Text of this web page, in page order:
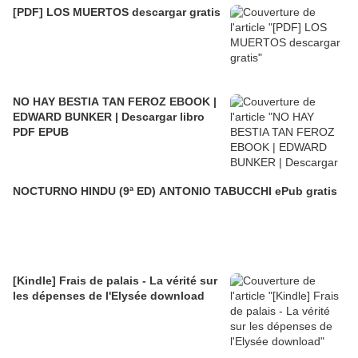
[PDF] LOS MUERTOS descargar gratis
NO HAY BESTIA TAN FEROZ EBOOK |
EDWARD BUNKER | Descargar libro
PDF EPUB
NOCTURNO HINDU (9ª ED) ANTONIO TABUCCHI ePub gratis
[Kindle] Frais de palais - La vérité sur
les dépenses de l'Elysée download